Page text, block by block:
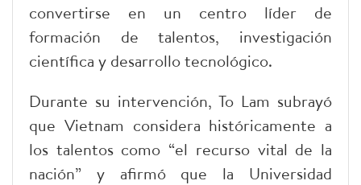
convertirse en un centro líder de
formación de talentos, investigación
científica y desarrollo tecnológico.
Durante su intervención, To Lam subrayó
que Vietnam considera históricamente a
los talentos como “el recurso vital de la
nación” y afirmó que la Universidad